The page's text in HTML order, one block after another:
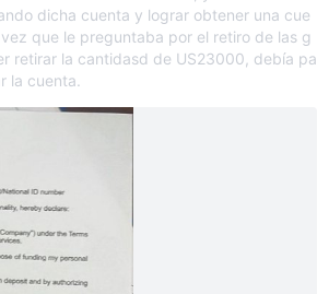
dicha cuenta y lograr obtener una cue
que le preguntaba por el retiro de las g
retirar la cantidasd de US23000, debía pa
la cuenta.